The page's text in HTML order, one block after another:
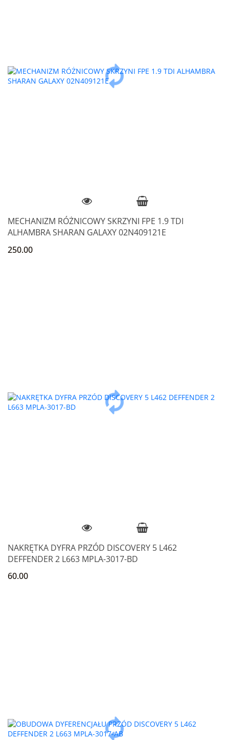
MECHANIZM RÓŻNICOWY SKRZYNI FPE 1.9 TDI
ALHAMBRA SHARAN GALAXY 02N409121E
250.00
NAKRĘTKA DYFRA PRZÓD DISCOVERY 5 L462
DEFFENDER 2 L663 MPLA-3017-BD
60.00